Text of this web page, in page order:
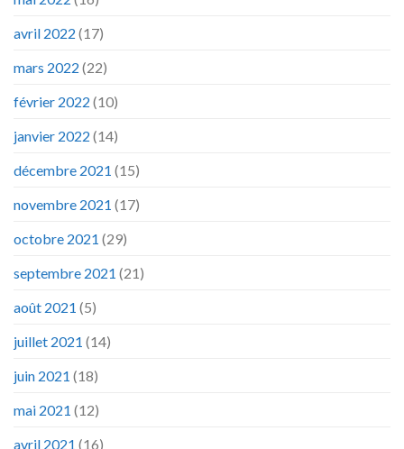
avril 2022 (17)
mars 2022 (22)
février 2022 (10)
janvier 2022 (14)
décembre 2021 (15)
novembre 2021 (17)
octobre 2021 (29)
septembre 2021 (21)
août 2021 (5)
juillet 2021 (14)
juin 2021 (18)
mai 2021 (12)
avril 2021 (16)